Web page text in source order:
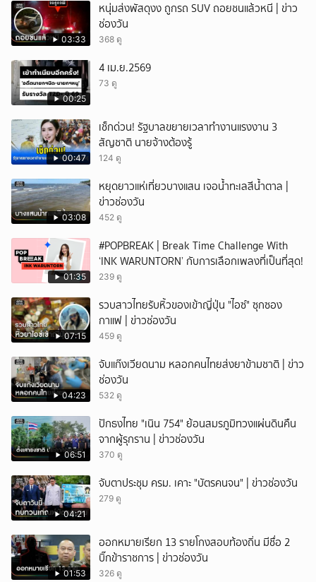
03:33
หนุ่มส่งพัสดุงง ถูกรถ SUV ถอยชนแล้วหนี | ข่าว
ช่องวัน
368 ดู
00:25
4 เม.ย.2569
73 ดู
00:47
เช็กด่วน! รัฐบาลขยายเวลาทำงานแรงงาน 3
สัญชาติ นายจ้างต้องรู้
124 ดู
03:08
หยุดยาวแห่เที่ยวบางแสน เจอน้ำทะเลสีน้ำตาล |
ข่าวช่องวัน
452 ดู
01:35
#POPBREAK | Break Time Challenge With
‘INK WARUNTORN’ กับการเลือกเพลงที่เป็นที่สุด!
239 ดู
07:15
รวบสาวไทยรับหิ้วของเข้าญี่ปุ่น "ไอซ์" ซุกซอง
กาแฟ | ข่าวช่องวัน
459 ดู
04:23
จับแก๊งเวียดนาม หลอกคนไทยส่งยาข้ามชาติ | ข่าว
ช่องวัน
532 ดู
06:51
ปักธงไทย "เนิน 754" ย้อนสมรภูมิทวงแผ่นดินคืน
จากผู้รุกราน | ข่าวช่องวัน
370 ดู
04:21
จับตาประชุม ครม. เคาะ "บัตรคนจน" | ข่าวช่องวัน
279 ดู
01:53
ออกหมายเรียก 13 รายโกงสอบท้องถิ่น มีชื่อ 2
บิ๊กข้าราชการ | ข่าวช่องวัน
326 ดู